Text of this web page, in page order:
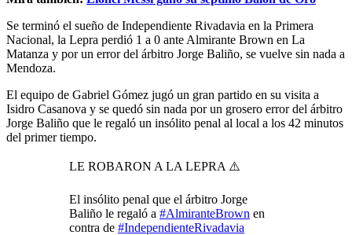
Se terminó el sueño de Independiente Rivadavia en la Primera
Nacional, la Lepra perdió 1 a 0 ante Almirante Brown en La
Matanza y por un error del árbitro Jorge Baliño, se vuelve sin nada a
Mendoza.
El equipo de Gabriel Gómez jugó un gran partido en su visita a
Isidro Casanova y se quedó sin nada por un grosero error del árbitro
Jorge Baliño que le regaló un insólito penal al local a los 42 minutos
del primer tiempo.
LE ROBARON A LA LEPRA ⚠️
El insólito penal que el árbitro Jorge
Baliño le regaló a #AlmiranteBrown en
contra de #IndependienteRivadavia